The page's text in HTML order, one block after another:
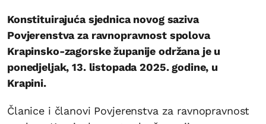
Konstituirajuća sjednica novog saziva
Povjerenstva za ravnopravnost spolova
Krapinsko-zagorske županije održana je u
ponedjeljak, 13. listopada 2025. godine, u
Krapini.
Članice i članovi Povjerenstva za ravnopravnost